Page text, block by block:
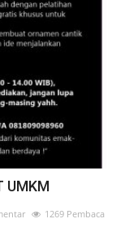
UMKM
1269 Pembaca